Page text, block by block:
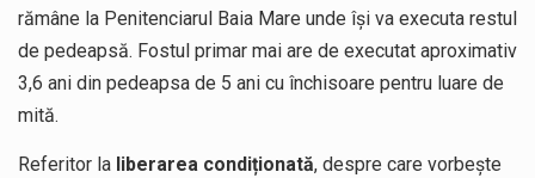
rămâne la Penitenciarul Baia Mare unde își va executa restul
de pedeapsă. Fostul primar mai are de executat aproximativ
3,6 ani din pedeapsa de 5 ani cu închisoare pentru luare de
mită.
Referitor la liberarea condiționată, despre care vorbește